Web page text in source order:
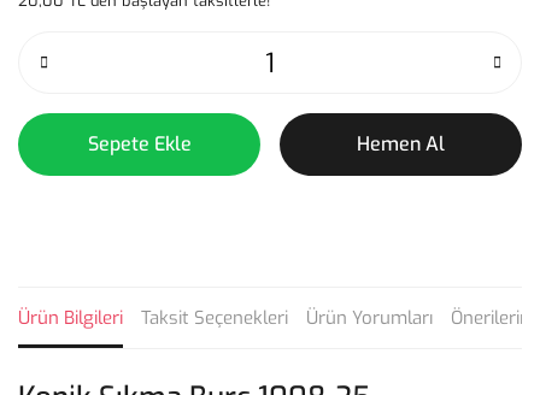
Sepete Ekle Hemen Al
Ürün Bilgileri Taksit Seçenekleri Ürün Yorumları